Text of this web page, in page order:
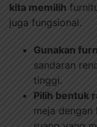
kita memilih
juga fungsional.
Gunakan
sandaran
tinggi.
Pilih bentuk
meja